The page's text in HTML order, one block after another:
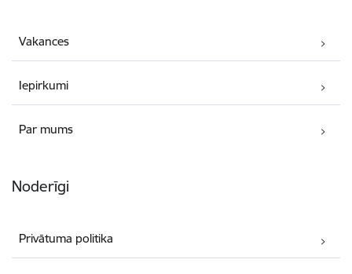
Vakances
Iepirkumi
Par mums
Noderīgi
Privātuma politika